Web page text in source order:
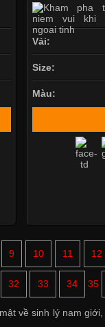
Vải:
Size:
Màu:
9 10 11 12
32 33 34 35
về sinh lý nam giới